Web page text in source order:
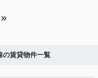
の賃貸物件一覧